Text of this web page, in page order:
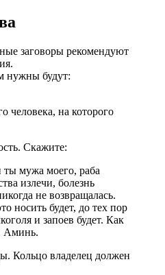
заговоры рекомендуют
нужны будут:
человека, на которого
Скажите:
ты мужа моего, раба
излечи, болезнь
не возвращалась.
носить будет, до тех пор
и запоев будет. Как
Аминь.
Кольцо владелец должен